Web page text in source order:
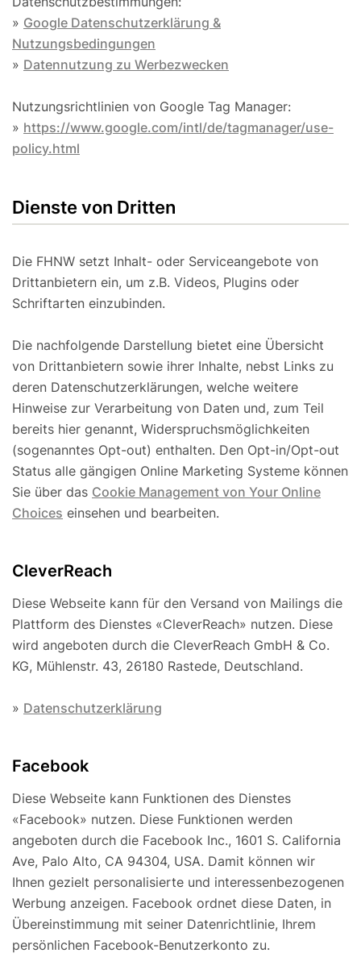
» Google Datenschutzerklärung &
Nutzungsbedingungen
» Datennutzung zu Werbezwecken
Nutzungsrichtlinien von Google Tag Manager:
» https://www.google.com/intl/de/tagmanager/use-
policy.html
Dienste von Dritten
Die FHNW setzt Inhalt- oder Serviceangebote von
Drittanbietern ein, um z.B. Videos, Plugins oder
Schriftarten einzubinden.
Die nachfolgende Darstellung bietet eine Übersicht
von Drittanbietern sowie ihrer Inhalte, nebst Links zu
deren Datenschutzerklärungen, welche weitere
Hinweise zur Verarbeitung von Daten und, zum Teil
bereits hier genannt, Widerspruchsmöglichkeiten
(sogenanntes Opt-out) enthalten. Den Opt-in/Opt-out
Status alle gängigen Online Marketing Systeme können
Sie über das Cookie Management von Your Online
Choices einsehen und bearbeiten.
CleverReach
Diese Webseite kann für den Versand von Mailings die
Plattform des Dienstes «CleverReach» nutzen. Diese
wird angeboten durch die CleverReach GmbH & Co.
KG, Mühlenstr. 43, 26180 Rastede, Deutschland.
» Datenschutzerklärung
Facebook
Diese Webseite kann Funktionen des Dienstes
«Facebook» nutzen. Diese Funktionen werden
angeboten durch die Facebook Inc., 1601 S. California
Ave, Palo Alto, CA 94304, USA. Damit können wir
Ihnen gezielt personalisierte und interessenbezogenen
Werbung anzeigen. Facebook ordnet diese Daten, in
Übereinstimmung mit seiner Datenrichtlinie, Ihrem
persönlichen Facebook-Benutzerkonto zu.